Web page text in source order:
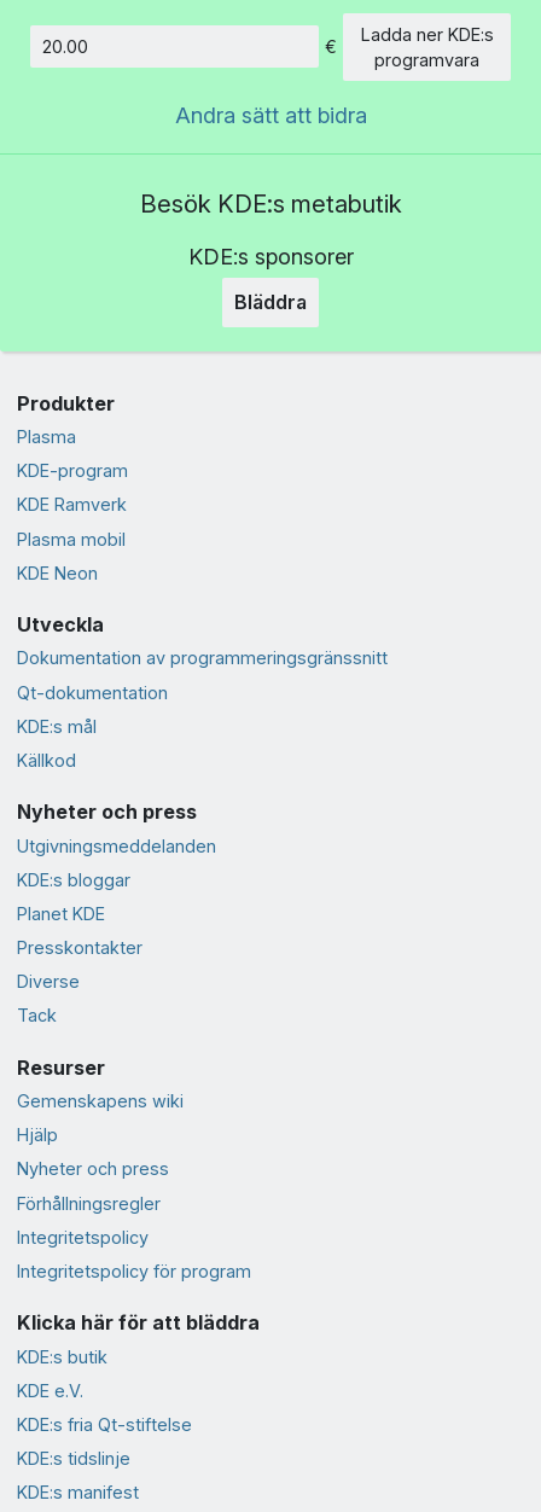
€
Ladda ner KDE:s
programvara
Andra sätt att bidra
Besök KDE:s metabutik
KDE:s sponsorer
Bläddra
Produkter
Plasma
KDE-program
KDE Ramverk
Plasma mobil
KDE Neon
Utveckla
Dokumentation av programmeringsgränssnitt
Qt-dokumentation
KDE:s mål
Källkod
Nyheter och press
Utgivningsmeddelanden
KDE:s bloggar
Planet KDE
Presskontakter
Diverse
Tack
Resurser
Gemenskapens wiki
Hjälp
Nyheter och press
Förhållningsregler
Integritetspolicy
Integritetspolicy för program
Klicka här för att bläddra
KDE:s butik
KDE e.V.
KDE:s fria Qt-stiftelse
KDE:s tidslinje
KDE:s manifest